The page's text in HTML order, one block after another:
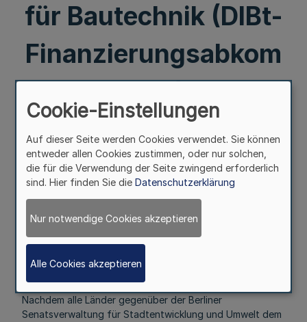
für Bautechnik (DIBt-
Finanzierungsabkom
men)
Bekanntmachung des Inkrafttretens
der Vereinbarung zur Ausführung des Artikels 11 Abs.
für Bautechnik (DIBt-Finanzierungsabkommen)
Vom 1. Juli 2015
Nachdem alle Länder gegenüber der Berliner
Senatsverwaltung für Stadtentwicklung und Umwelt dem
Cookie-Einstellungen
Auf dieser Seite werden Cookies verwendet. Sie können
entweder allen Cookies zustimmen, oder nur solchen,
die für die Verwendung der Seite zwingend erforderlich
sind. Hier finden Sie die Datenschutzerklärung
Nur notwendige Cookies akzeptieren
Alle Cookies akzeptieren